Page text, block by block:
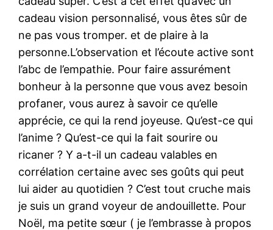
cadeau vision personnalisé, vous êtes sûr de
ne pas vous tromper. et de plaire à la
personne.L’observation et l’écoute active sont
l’abc de l’empathie. Pour faire assurément
bonheur à la personne que vous avez besoin
profaner, vous aurez à savoir ce qu’elle
apprécie, ce qui la rend joyeuse. Qu’est-ce qui
l’anime ? Qu’est-ce qui la fait sourire ou
ricaner ? Y a-t-il un cadeau valables en
corrélation certaine avec ses goûts qui peut
lui aider au quotidien ? C’est tout cruche mais
je suis un grand voyeur de andouillette. Pour
Noël, ma petite sœur ( je l’embrasse à propos